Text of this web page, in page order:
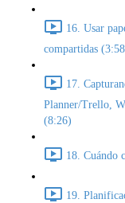
16. Usar
compartidas
17.
Planner/Trello,
(8:26)
18. Cuándo
19.